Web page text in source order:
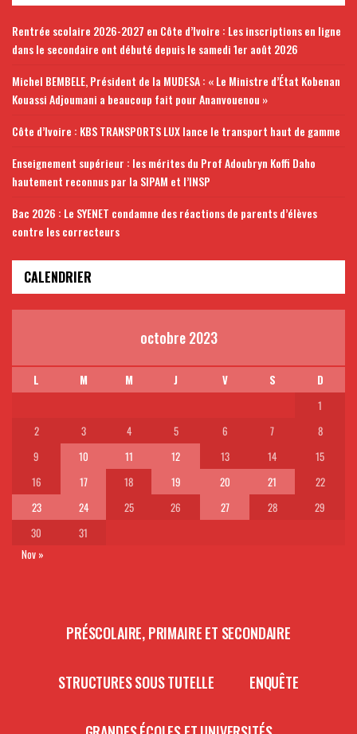
Rentrée scolaire 2026-2027 en Côte d’Ivoire : Les inscriptions en ligne
dans le secondaire ont débuté depuis le samedi 1er août 2026
Michel BEMBELE, Président de la MUDESA : « Le Ministre d’État Kobenan
Kouassi Adjoumani a beaucoup fait pour Ananvouenou »
Côte d’Ivoire : KBS TRANSPORTS LUX lance le transport haut de gamme
Enseignement supérieur : les mérites du Prof Adoubryn Koffi Daho
hautement reconnus par la SIPAM et l’INSP
Bac 2026 : Le SYENET condamne des réactions de parents d’élèves
contre les correcteurs
CALENDRIER
octobre 2023
L M M J V S
D
1
2
3 4 5 6 7
8
9
10 11 12 13 14
15
16
17 18 19 20 21
22
23
24 25 26 27 28
29
30
31
Nov »
PRÉSCOLAIRE, PRIMAIRE ET SECONDAIRE
STRUCTURES SOUS TUTELLE ENQUÊTE